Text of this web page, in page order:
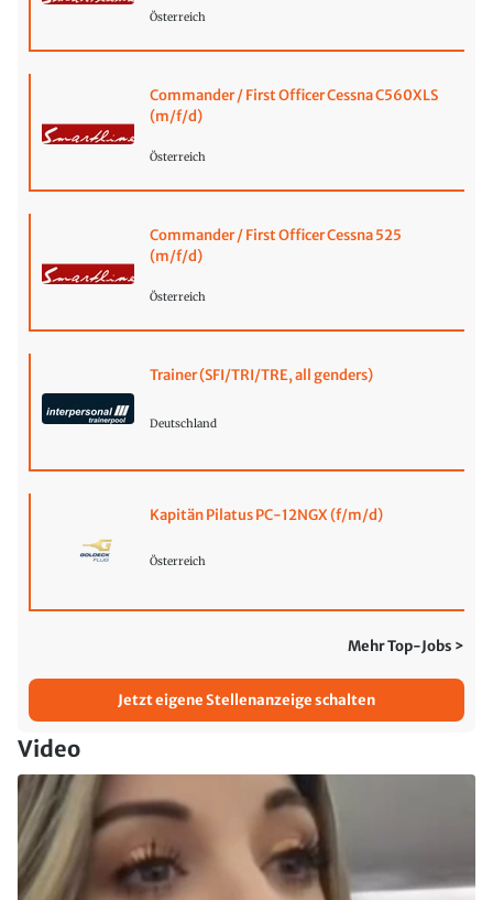
Österreich
Commander / First Officer Cessna C560XLS
(m/f/d)
Österreich
Commander / First Officer Cessna 525
(m/f/d)
Österreich
Trainer (SFI/TRI/TRE, all genders)
Deutschland
Kapitän Pilatus PC-12NGX (f/m/d)
Österreich
Mehr Top-Jobs >
Jetzt eigene Stellenanzeige schalten
Video